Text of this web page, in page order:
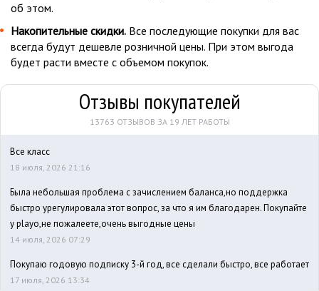
об этом.
Накопительные скидки. Все последующие покупки для вас
всегда будут дешевле розничной цены. При этом выгода
будет расти вместе с объемом покупок.
Отзывы покупателей
13763 ОТЗЫВОВ ЗА 19 ЛЕТ РАБОТЫ
Все класс
18 июля, 2026 21:16
Была небольшая проблема с зачислением баланса,но поддержка
быстро урегулировала этот вопрос, за что я им благодарен. Покупайте
у playo,не пожалеете,очень выгодные цены
14 июля, 2026 07:29
Покупаю годовую подписку 3-й год, все сделали быстро, все работает
17 июля, 2026 13:34